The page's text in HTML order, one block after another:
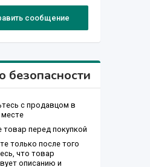
сообщение
безопасности
с продавцом в
перед покупкой
только после того
что товар
описанию и